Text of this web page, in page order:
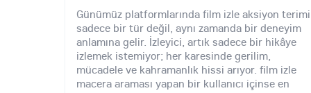
Günümüz platformlarında film izle aksiyon terimi
sadece bir tür değil, aynı zamanda bir deneyim
anlamına gelir. İzleyici, artık sadece bir hikâye
izlemek istemiyor; her karesinde gerilim,
mücadele ve kahramanlık hissi arıyor. film izle
macera araması yapan bir kullanıcı içinse en